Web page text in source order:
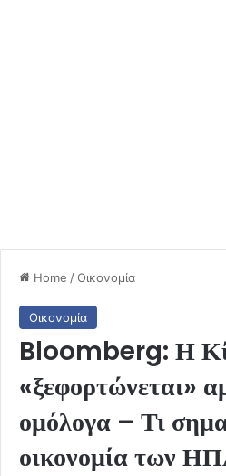
Home /Οικονομία
Οικονομία
Bloomberg: Η
«ξεφορτώνεται»
ομόλογα – Τι
οικονομία των